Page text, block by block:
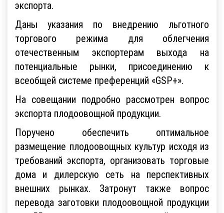
экспорта.
Даны указания по внедрению льготного
торгового режима для облегчения
отечественным экспортерам выхода на
потенциальные рынки, присоединению к
всеобщей системе преференций «GSP+».
На совещании подробно рассмотрен вопрос
экспорта плодоовощной продукции.
Поручено обеспечить оптимальное
размещение плодоовощных культур исходя из
требований экспорта, организовать торговые
дома и дилерскую сеть на перспективных
внешних рынках. Затронут также вопрос
перевода заготовки плодоовощной продукции